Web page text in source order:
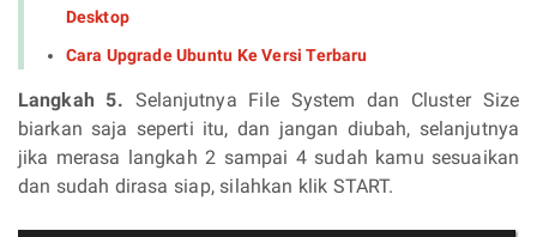
Desktop
Cara Upgrade Ubuntu Ke Versi Terbaru
Langkah 5. Selanjutnya File System dan Cluster Size
biarkan saja seperti itu, dan jangan diubah, selanjutnya
jika merasa langkah 2 sampai 4 sudah kamu sesuaikan
dan sudah dirasa siap, silahkan klik START.